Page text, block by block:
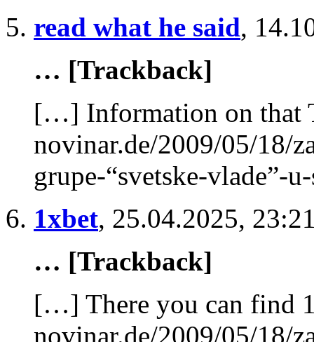
read what he said,
… [Trackback]
[…] Information on that
novinar.de/2009/05/18/
grupe-“svetske-vlade”-
1xbet, 25.04.2025,
… [Trackback]
[…] There you can find
novinar.de/2009/05/18/